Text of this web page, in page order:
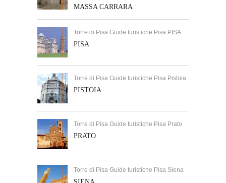
MASSA CARRARA
Torre di Pisa Guide turistiche Pisa PISA
PISA
Torre di Pisa Guide turistiche Pisa Pistoia
PISTOIA
Torre di Pisa Guide turistiche Pisa Prato
PRATO
Torre di Pisa Guide turistiche Pisa Siena